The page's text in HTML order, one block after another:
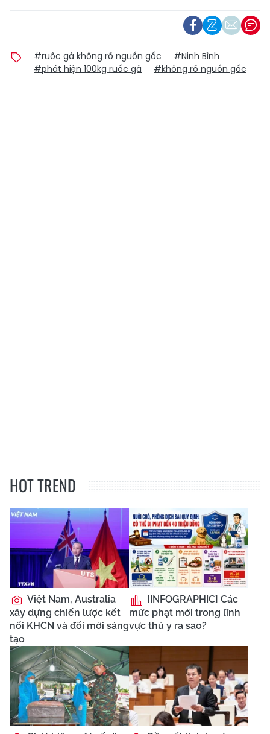
#ruốc gà không rõ nguồn gốc
#Ninh Bình
#phát hiện 100kg ruốc gà
#không rõ nguồn gốc
HOT TREND
Việt Nam, Australia
xây dựng chiến lược kết
nối KHCN và đổi mới sáng
tạo
[INFOGRAPHIC] Các
mức phạt mới trong lĩnh
vực thú y ra sao?